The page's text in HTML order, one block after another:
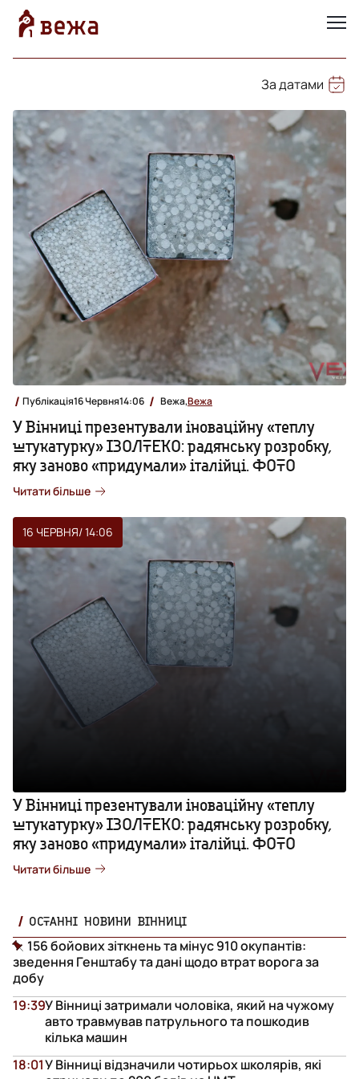
За датами
Публікація16 Червня14:06 Вежа,Вежа
У Вінниці презентували іноваційну «теплу
штукатурку» ІЗОЛТЕКО: радянську розробку,
яку заново «придумали» італійці. ФОТО
Читати більше
16 ЧЕРВНЯ/ 14:06
У Вінниці презентували іноваційну «теплу
штукатурку» ІЗОЛТЕКО: радянську розробку,
яку заново «придумали» італійці. ФОТО
Читати більше
ОСТАННІ НОВИНИ ВІННИЦІ
156 бойових зіткнень та мінус 910 окупантів:
зведення Генштабу та дані щодо втрат ворога за
добу
У Вінниці затримали чоловіка, який на чужому
авто травмував патрульного та пошкодив
кілька машин
19:39
У Вінниці відзначили чотирьох школярів, які
18:01